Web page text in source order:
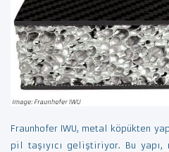
Fraunhofer IWU, metal köpükten
pil taşıyıcı geliştiriyor. Bu yapı,